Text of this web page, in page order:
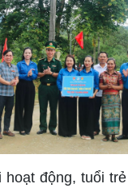
hoạt động, tuổi